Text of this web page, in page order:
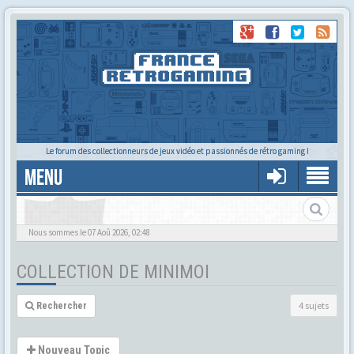
Le forum des collectionneurs de jeux vidéo et passionnés de rétro gaming !
MENU
La collec de Minimoi
Nous sommes le 07 Aoû 2026, 02:48
COLLECTION DE MINIMOI
Rechercher 4 sujets
Nouveau Topic